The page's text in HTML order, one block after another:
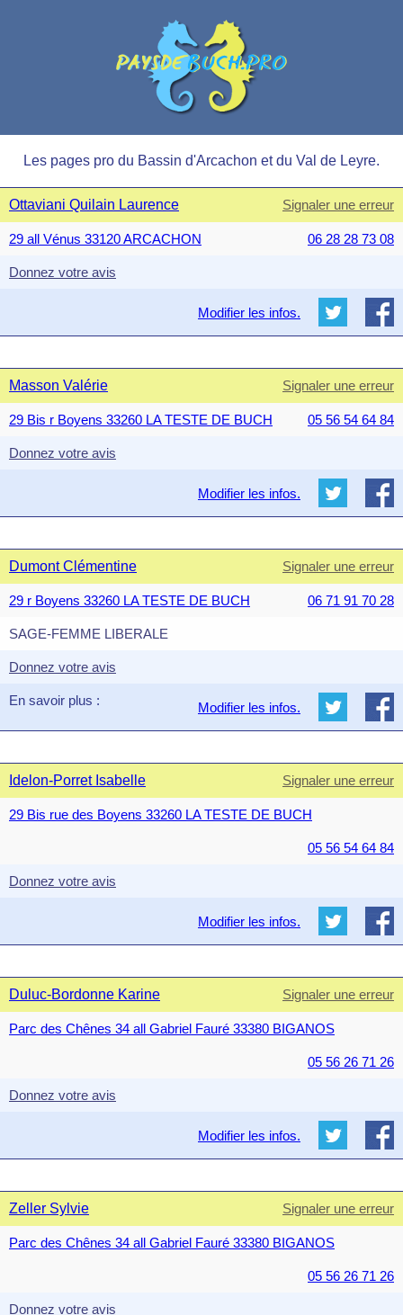
Les pages pro du Bassin d'Arcachon et du Val de Leyre.
Ottaviani Quilain Laurence Signaler une erreur
29 all Vénus 33120 ARCACHON 06 28 28 73 08
Donnez votre avis
Modifier les infos.
Masson Valérie Signaler une erreur
29 Bis r Boyens 33260 LA TESTE DE BUCH 05 56 54 64 84
Donnez votre avis
Modifier les infos.
Dumont Clémentine Signaler une erreur
29 r Boyens 33260 LA TESTE DE BUCH 06 71 91 70 28
SAGE-FEMME LIBERALE
Donnez votre avis
En savoir plus : Modifier les infos.
Idelon-Porret Isabelle Signaler une erreur
29 Bis rue des Boyens 33260 LA TESTE DE BUCH
05 56 54 64 84
Donnez votre avis
Modifier les infos.
Duluc-Bordonne Karine Signaler une erreur
Parc des Chênes 34 all Gabriel Fauré 33380 BIGANOS
05 56 26 71 26
Donnez votre avis
Modifier les infos.
Zeller Sylvie Signaler une erreur
Parc des Chênes 34 all Gabriel Fauré 33380 BIGANOS
05 56 26 71 26
Donnez votre avis